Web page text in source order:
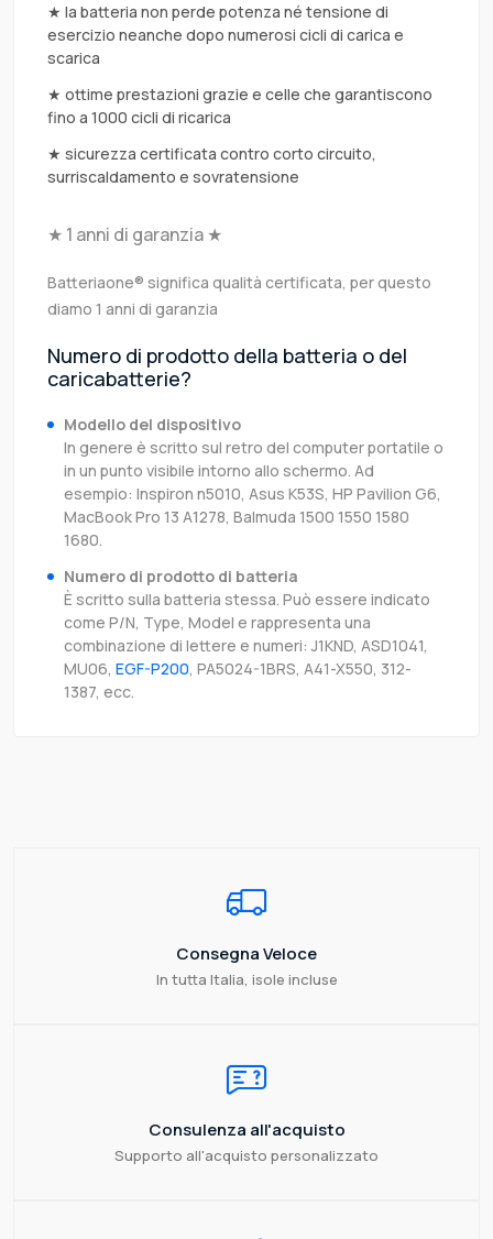
★ la batteria non perde potenza né tensione di
esercizio neanche dopo numerosi cicli di carica e
scarica
★ ottime prestazioni grazie e celle che garantiscono
fino a 1000 cicli di ricarica
★ sicurezza certificata contro corto circuito,
surriscaldamento e sovratensione
★ 1 anni di garanzia ★
Batteriaone® significa qualità certificata, per questo
diamo 1 anni di garanzia
Numero di prodotto della batteria o del
caricabatterie?
Modello del dispositivo
In genere è scritto sul retro del computer portatile o
in un punto visibile intorno allo schermo. Ad
esempio: Inspiron n5010, Asus K53S, HP Pavilion G6,
MacBook Pro 13 A1278, Balmuda 1500 1550 1580
1680.
Numero di prodotto di batteria
È scritto sulla batteria stessa. Può essere indicato
come P/N, Type, Model e rappresenta una
combinazione di lettere e numeri: J1KND, ASD1041,
MU06, EGF-P200, PA5024-1BRS, A41-X550, 312-
1387, ecc.
Consegna Veloce
In tutta Italia, isole incluse
Consulenza all'acquisto
Supporto all'acquisto personalizzato